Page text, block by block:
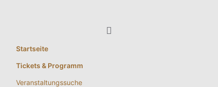
Startseite
Tickets & Programm
Veranstaltungssuche